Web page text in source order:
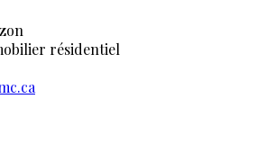
résidentiel